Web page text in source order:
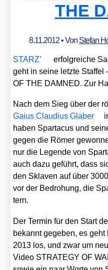
THE
8.11.2012• Von Stefan
STARZ’ erfolg­rei­che
geht in sei­ne letz­te Staf­fel
OF THE DAMNED. Zur
Nach dem Sieg über der
Gai­us Clau­di­us Gla­ber
haben Spar­ta­cus und
gegen die Römer
nur die Legen­de von
auch dazu geführt, dass
den Skla­ven auf über
vor der Bedro­hung, die
tern.
Der Ter­min für den Start
bekannt gege­ben, es
2013 los, und zwar um
Video STRATEGY OF